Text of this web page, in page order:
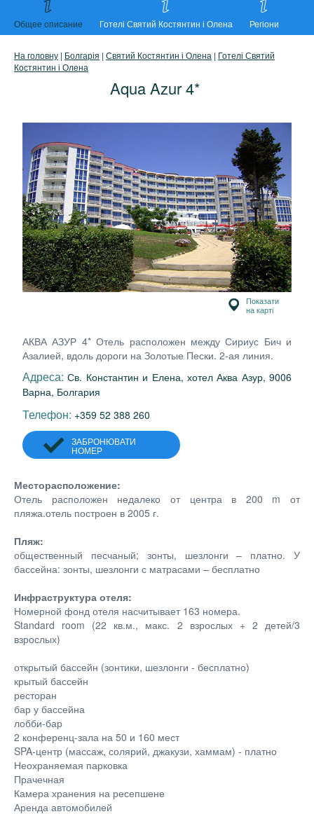
Общее описание Готелі Святий Костянтин і Олена Регіони
На головну | Болгарія | Святий Костянтин і Олена | Готелі Святий
Костянтин і Олена
Aqua Azur 4*
Показати
на карті
АКВА АЗУР 4* Отель расположен между Сириус Бич и
Азалией, вдоль дороги на Золотые Пески. 2-ая линия.
Адреса: Св. Константин и Елена, хотел Аква Азур, 9006
Варна, Болгария
Телефон: +359 52 388 260
ЗАБРОНЮВАТИ
НОМЕР
Месторасположение:
Отель расположен недалеко от центра в 200 m от
пляжа.отель построен в 2005 г.
Пляж:
общественный песчаный; зонты, шезлонги – платно. У
бассейна: зонты, шезлонги с матрасами – бесплатно
Инфраструктура отеля:
Номерной фонд отеля насчитывает 163 номера.
Standard room (22 кв.м., макс. 2 взрослых + 2 детей/3
взрослых)
открытый бассейн (зонтики, шезлонги - бесплатно)
крытый бассейн
ресторан
бар у бассейна
лобби-бар
2 конференц-зала на 50 и 160 мест
SPA-центр (массаж, солярий, джакузи, хаммам) - платно
Неохраняемая парковка
Прачечная
Камера хранения на ресепшене
Аренда автомобилей